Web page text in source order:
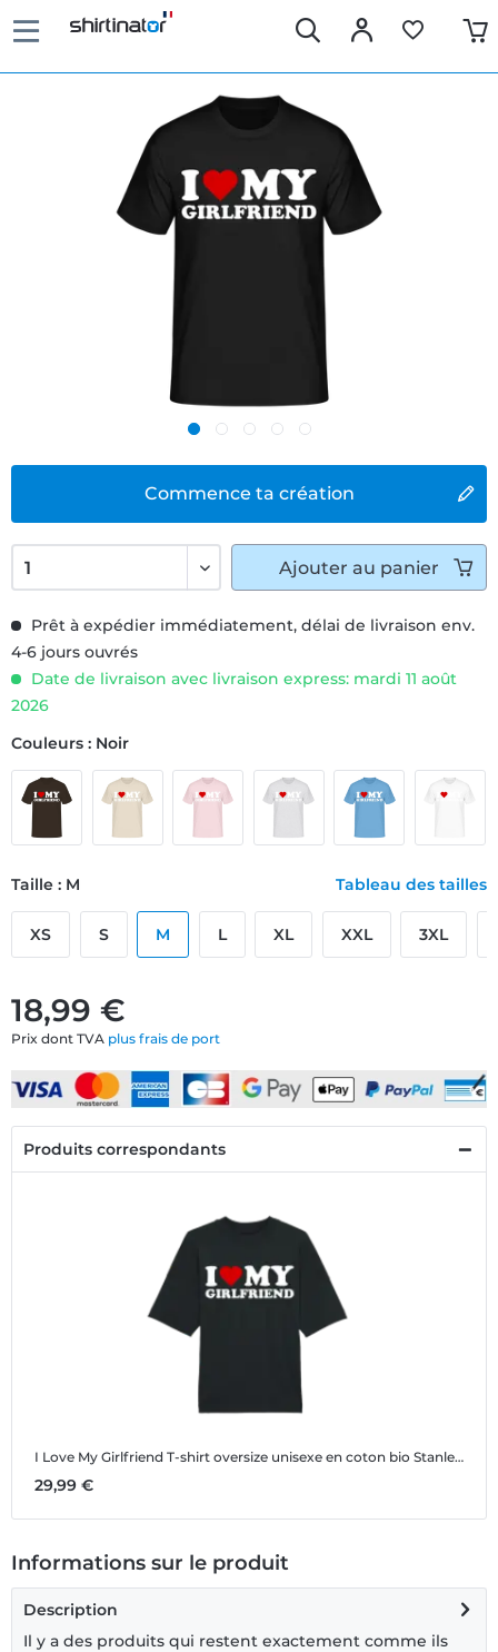
Commence ta création
18,99 €
Prix dont TVA plus frais de port
Prêt à expédier immédiatement, délai de livraison env.
4-6 jours ouvrés
Date de livraison avec livraison express: mardi 11 août
2026
Couleurs : Noir
Taille : M Tableau des tailles
XS S M L XL XXL 3XL
Ajouter au panier
Produits correspondants
I Love My Girlfriend T-shirt oversize unisexe en coton bio Stanley Stella 2.0
29,99 €
Informations sur le produit
Description
Il y a des produits qui restent exactement comme ils